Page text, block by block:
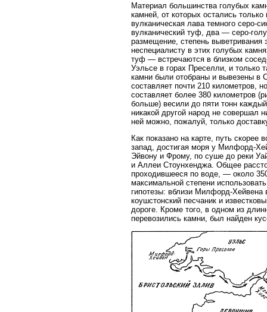
Материал большинства голубых
камней, от которых остались
вулканическая лава темного серо-
вулканический туф, два — серо-
размещение, степень
неспециалисту в этих голубых
туф — встречаются в близком
Уэльсе в горах Преселли, и только
камни были отобраны и вывезены в
составляет почти 210 километров,
составляет более 380 километров
больше) весили до пяти тонн
никакой другой народ не совершал
ней можно, пожалуй, только
Как показано на карте, путь
запад, достигая моря у Милфорд-
Эйвону и Фрому, по суше до реки
и Аллеи Стоунхенджа. Общее
проходившееся по воде, — около
максимальной степени
гипотезы: вблизи Милфорд-Хейвена
коушстонский песчаник и
дороге. Кроме того, в одном из
перевозились камни, был найден